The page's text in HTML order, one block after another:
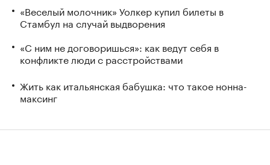
«Веселый молочник» Уолкер купил билеты в
Стамбул на случай выдворения
«С ним не договоришься»: как ведут себя в
конфликте люди с расстройствами
Жить как итальянская бабушка: что такое нонна-
максинг